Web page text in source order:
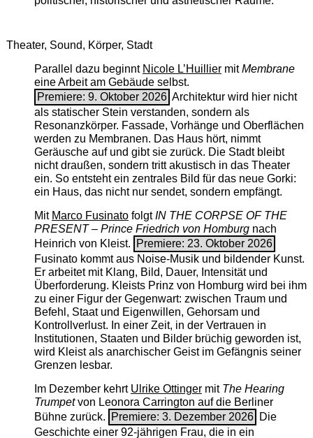
Theater, Sound, Körper, Stadt
Parallel dazu beginnt Nicole L’Huilliermit ­Membrane
eine Arbeit am Gebäude selbst.
Premiere: 9. Oktober 2026 Architektur wird hier nicht
als statischer Stein verstanden, sondern als
Resonanzkörper. Fassade, Vorhänge und Oberflächen
werden zu Membranen. Das Haus hört, nimmt
Geräusche auf und gibt sie zurück. Die Stadt bleibt
nicht draußen, sondern tritt akustisch in das Theater
ein. So entsteht ein zentrales Bild für das neue Gorki:
ein Haus, das nicht nur sendet, sondern empfängt.
Mit Marco FusinatofolgtIN THE CORPSE OF THE
PRESENT – Prince Friedrich von Homburgnach
Heinrich von Kleist.
Premiere: 23. Oktober 2026
Fusinato kommt aus Noise-Musik und bildender Kunst.
Er arbeitet mit Klang, Bild, Dauer, Intensität und
Überforderung. Kleists Prinz von Homburg wird bei ihm
zu einer Figur der Gegenwart: zwischen Traum und
Befehl, Staat und Eigenwillen, Gehorsam und
Kontrollverlust. In einer Zeit, in der Vertrauen in
Institutionen, Staaten und Bilder brüchig geworden ist,
wird Kleist als anarchischer Geist im Gefängnis seiner
Grenzen lesbar.
Im Dezember kehrt Ulrike Ottingermit The ­Hearing
Trumpetvon Leonora Carrington auf die Berliner
Bühne zurück.
Premiere: 3. Dezember 2026 Die
Geschichte einer 92-jährigen Frau, die in ein